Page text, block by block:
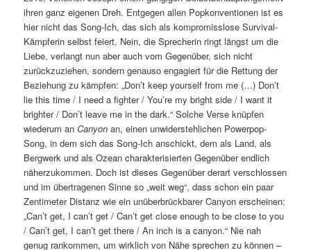
ihren ganz eigenen Dreh. Entgegen allen Popkonventionen ist es
hier nicht das Song-Ich, das sich als kompromisslose Survival-
Kämpferin selbst feiert. Nein, die Sprecherin ringt längst um die
Liebe, verlangt nun aber auch vom Gegenüber, sich nicht
zurückzuziehen, sondern genauso engagiert für die Rettung der
Beziehung zu kämpfen: „Don’t keep yourself from me (…) Don’t
lie this time / I need a fighter / You’re my bright side / I want it
brighter / Don’t leave me in the dark.“ Solche Verse knüpfen
wiederum anCanyon an, einen unwiderstehlichen Powerpop-
Song, in dem sich das Song-Ich anschickt, dem als Land, als
Bergwerk und als Ozean charakterisierten Gegenüber endlich
näherzukommen. Doch ist dieses Gegenüber derart verschlossen
und im übertragenen Sinne so „weit weg“, dass schon ein paar
Zentimeter Distanz wie ein unüberbrückbarer Canyon erscheinen:
„Can’t get, I can’t get / Can’t get close enough to be close to you
/ Can’t get, I can’t get there / An inch is a canyon.“ Nie nah
genug rankommen, um wirklich von Nähe sprechen zu können –